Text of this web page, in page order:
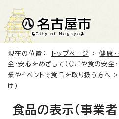
現在の位置： トップページ >健康・
全・安心をめざして（なごや食の安全
業やイベントで食品を取り扱う方へ >
け）
食品の表示（事業者